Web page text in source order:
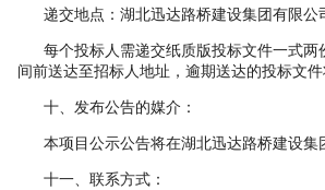
递交地点：湖北迅达路桥建设集团有限公
每个投标人需递交纸质版投标文件一式两
间前送达至招标人地址，逾期送达的投标文件
十、发布公告的媒介：
本项目公示公告将在湖北迅达路桥建设集
十一、联系方式：